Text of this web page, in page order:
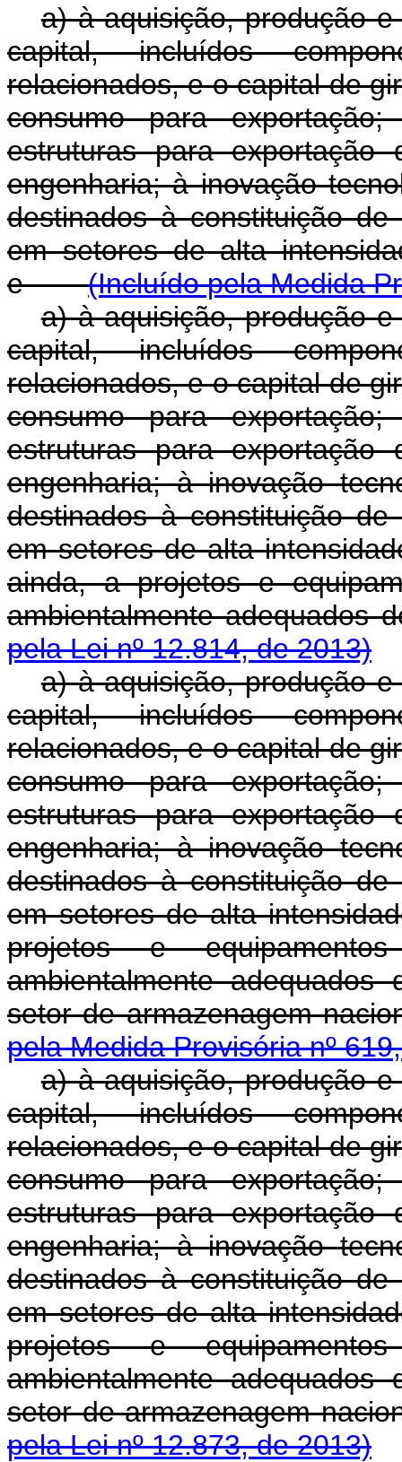
a) à aquisição, produção
capital, incluídos
relacionados, e o capital de
consumo para
estruturas para
engenharia; à inovação
destinados à constituição
em setores de alta
e(Incluído pela Medida
a) à aquisição, produção
capital, incluídos
relacionados, e o capital de
consumo para
estruturas para
engenharia; à inovação
destinados à constituição
em setores de alta
ainda, a projetos e
ambientalmente
pela Lei nº 12.814, de 2013)
a) à aquisição, produção
capital, incluídos
relacionados, e o capital de
consumo para
estruturas para
engenharia; à inovação
destinados à constituição
em setores de alta
projetos e
ambientalmente
setor de armazenagem
pela Medida Provisória nº
a) à aquisição, produção
capital, incluídos
relacionados, e o capital de
consumo para
estruturas para
engenharia; à inovação
destinados à constituição
em setores de alta
projetos e
ambientalmente
setor de armazenagem
pela Lei nº 12.873, de 2013)